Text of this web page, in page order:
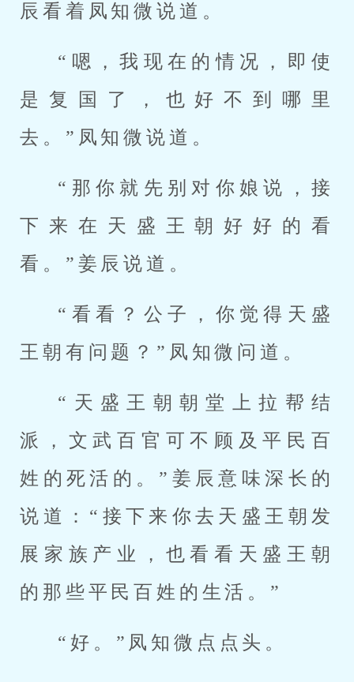
辰看着凤知微说道。
“嗯，我现在的情况，即使
是复国了，也好不到哪里
去。”凤知微说道。
“那你就先别对你娘说，接
下来在天盛王朝好好的看
看。”姜辰说道。
“看看？公子，你觉得天盛
王朝有问题？”凤知微问道。
“天盛王朝朝堂上拉帮结
派，文武百官可不顾及平民百
姓的死活的。”姜辰意味深长的
说道：“接下来你去天盛王朝发
展家族产业，也看看天盛王朝
的那些平民百姓的生活。”
“好。”凤知微点点头。